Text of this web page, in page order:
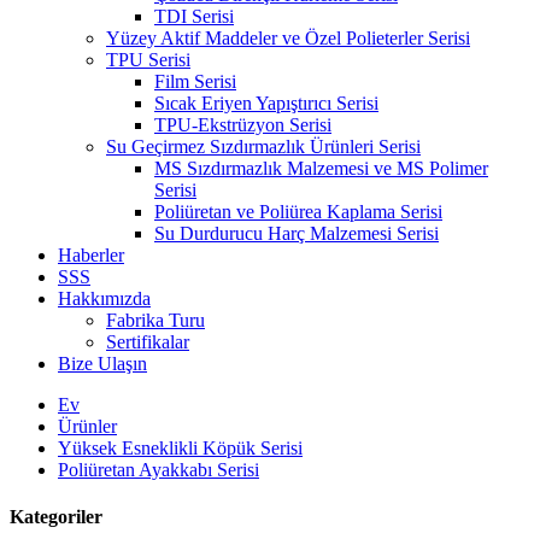
TDI Serisi
Yüzey Aktif Maddeler ve Özel Polieterler Serisi
TPU Serisi
Film Serisi
Sıcak Eriyen Yapıştırıcı Serisi
TPU-Ekstrüzyon Serisi
Su Geçirmez Sızdırmazlık Ürünleri Serisi
MS Sızdırmazlık Malzemesi ve MS Polimer
Serisi
Poliüretan ve Poliürea Kaplama Serisi
Su Durdurucu Harç Malzemesi Serisi
Haberler
SSS
Hakkımızda
Fabrika Turu
Sertifikalar
Bize Ulaşın
Ev
Ürünler
Yüksek Esneklikli Köpük Serisi
Poliüretan Ayakkabı Serisi
Kategoriler